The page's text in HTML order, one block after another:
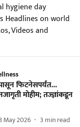
hygiene day
Headlines on world
Videos and
फिटनेसपर्यंत...
मोहीम; तज्ज्ञांकडून
May 2026 3 min read